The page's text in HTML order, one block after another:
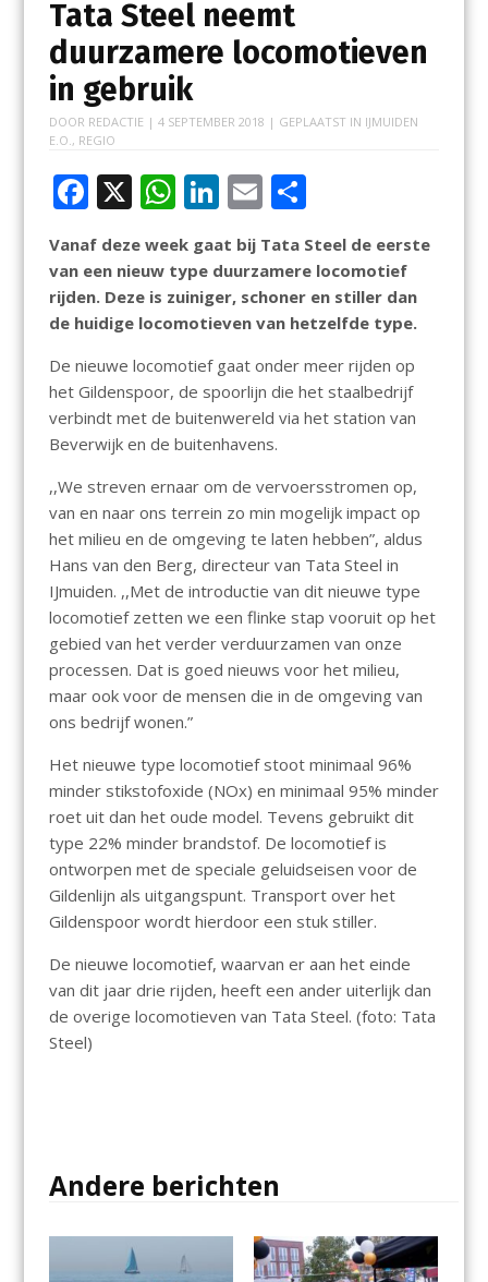
Tata Steel neemt
duurzamere locomotieven
in gebruik
DOOR REDACTIE | 4 SEPTEMBER 2018 | GEPLAATST IN IJMUIDEN
E.O. , REGIO
F
ac
e
b
o
o
k
X W
h
at
s
A
p
p
Li
n
k
e
dI
n
E
ai
l
D
e
n
Vanaf deze week gaat bij Tata Steel de eerste
van een nieuw type duurzamere locomotief
rijden. Deze is zuiniger, schoner en stiller dan
de huidige locomotieven van hetzelfde type.
De nieuwe locomotief gaat onder meer rijden op
het Gildenspoor, de spoorlijn die het staalbedrijf
verbindt met de buitenwereld via het station van
Beverwijk en de buitenhavens.
,,We streven ernaar om de vervoersstromen op,
van en naar ons terrein zo min mogelijk impact op
het milieu en de omgeving te laten hebben”, aldus
Hans van den Berg, directeur van Tata Steel in
IJmuiden. ,,Met de introductie van dit nieuwe type
locomotief zetten we een flinke stap vooruit op het
gebied van het verder verduurzamen van onze
processen. Dat is goed nieuws voor het milieu,
maar ook voor de mensen die in de omgeving van
ons bedrijf wonen.”
Het nieuwe type locomotief stoot minimaal 96%
minder stikstofoxide (NOx) en minimaal 95% minder
roet uit dan het oude model. Tevens gebruikt dit
type 22% minder brandstof. De locomotief is
ontworpen met de speciale geluidseisen voor de
Gildenlijn als uitgangspunt. Transport over het
Gildenspoor wordt hierdoor een stuk stiller.
De nieuwe locomotief, waarvan er aan het einde
van dit jaar drie rijden, heeft een ander uiterlijk dan
de overige locomotieven van Tata Steel. (foto: Tata
Steel)
Andere berichten